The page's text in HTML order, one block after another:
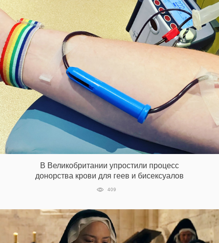
В Великобритании упростили процесс
донорства крови для геев и бисексуалов
409